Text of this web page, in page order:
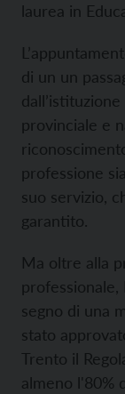
laurea in
di un un
provinciale e
professione
suo servizio,
garantito.
Ma oltre alla
segno di una
stato
Trento il
almeno l'80%